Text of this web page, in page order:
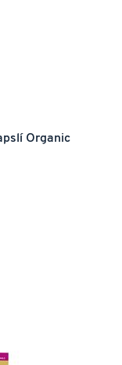
Organic